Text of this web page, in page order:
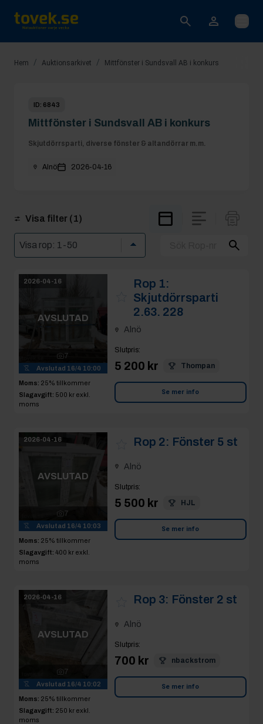
Öppna
Hem / Auktionsarkivet / Mittfönster i Sundsvall AB i konkurs
ID: 6843
Mittfönster i Sundsvall AB i konkurs
Skjutdörrsparti, diverse fönster & altandörrar m.m.
Alnö 2026-04-16
Visa filter (1)
2026-04-16
AVSLUTAD
7
Avslutad 16/4 10:00
Moms: 25% tillkommer
Slagavgift: 500 kr exkl.
moms
Rop 1:
Skjutdörrsparti
2.63. 228
Alnö
Slutpris:
5 200 kr Thompan
Se mer info
2026-04-16
AVSLUTAD
7
Avslutad 16/4 10:03
Moms: 25% tillkommer
Slagavgift: 400 kr exkl.
moms
Rop 2: Fönster 5 st
Alnö
Slutpris:
5 500 kr HJL
Se mer info
2026-04-16
AVSLUTAD
7
Avslutad 16/4 10:02
Moms: 25% tillkommer
Slagavgift: 250 kr exkl.
moms
Rop 3: Fönster 2 st
Alnö
Slutpris:
700 kr nbackstrom
Se mer info